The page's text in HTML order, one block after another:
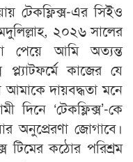
টেকফ্লিক্স-এর সিইও
২০২৬ সালের
পেয়ে আমি অত্যন্ত
কাজের যে
দায়বদ্ধতা মনে
‘টেকফ্লিক্স’-কে
অনুপ্রেরণা জোগাবে।
টিমের কঠোর পরিশ্রম